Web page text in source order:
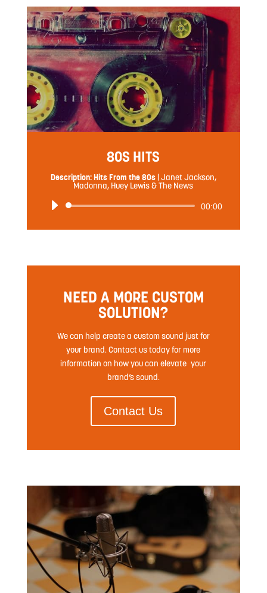
レ
ー
ヤ
ー
80S HITS
Description: Hits From the 80s|Janet Jackson,
Madonna, Huey Lewis & The News
音
プ
00:00
NEED A MORE CUSTOM
SOLUTION?
We can help create a custom sound just for
your brand. Contact us today for more
information on how you can elevate your
brand’s sound.
Contact Us